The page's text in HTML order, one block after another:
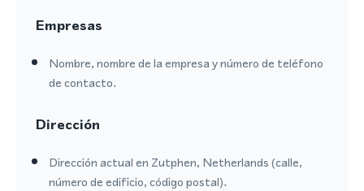
Empresas
Nombre, nombre de la empresa y número de teléfono
de contacto.
Dirección
Dirección actual en Zutphen, Netherlands (calle,
número de edificio, código postal).